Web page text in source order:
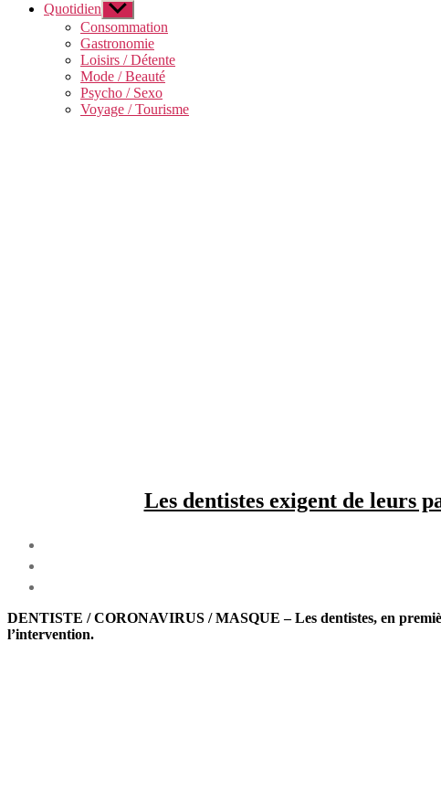
Quotidien Afficher
le
sous-
menu
Consommation
Gastronomie
Loisirs / Détente
Mode / Beauté
Psycho / Sexo
Voyage / Tourisme
Les dentistes exigent de leurs
DENTISTE / CORONAVIRUS / MASQUE – Les dentistes, en
l’intervention.